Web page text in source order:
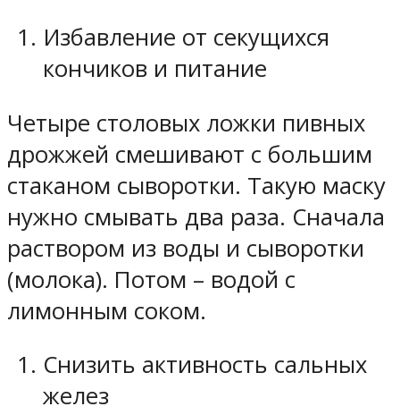
Избавление от секущихся
кончиков и питание
Четыре столовых ложки пивных
дрожжей смешивают с большим
стаканом сыворотки. Такую маску
нужно смывать два раза. Сначала
раствором из воды и сыворотки
(молока). Потом – водой с
лимонным соком.
Снизить активность сальных
желез